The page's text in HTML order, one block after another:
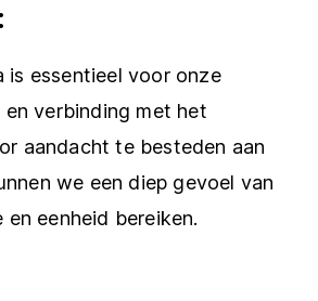
is essentieel voor onze
verbinding met het
aandacht te besteden aan
we een diep gevoel van
en eenheid bereiken.